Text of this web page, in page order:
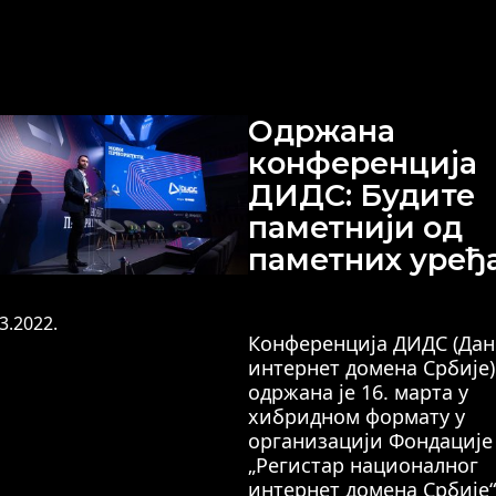
Одржана
конференција
ДИДС: Будите
паметнији од
паметних
Конференција ДИДС (Дан
интернет домена Србије)
одржана је 16. марта у
хибридном формату у
организацији Фондације
„Регистар националног
интернет домена Србије“